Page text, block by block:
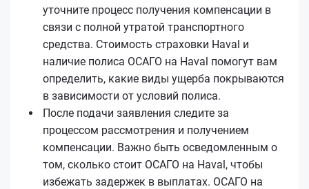
уточните процесс получения компенсации в
связи с полной утратой транспортного
средства. Стоимость страховки Haval и
наличие полиса ОСАГО на Haval помогут вам
определить, какие виды ущерба покрываются
в зависимости от условий полиса.
После подачи заявления следите за
процессом рассмотрения и получением
компенсации. Важно быть осведомленным о
том, сколько стоит ОСАГО на Haval, чтобы
избежать задержек в выплатах. ОСАГО на